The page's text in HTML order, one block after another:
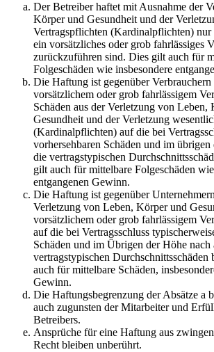
Der Betreiber haftet mit Ausnahme der
Körper und Gesundheit und der
Vertragspflichten (Kardinalpflichten) nur
ein vorsätzliches oder grob fahrlässiges
zurückzuführen sind. Dies gilt auch für
Folgeschäden wie insbesondere
Die Haftung ist gegenüber Verbrauchern
vorsätzlichem oder grob fahrlässigem
Schäden aus der Verletzung von Leben,
Gesundheit und der Verletzung
(Kardinalpflichten) auf die bei
vorhersehbaren Schäden und im
die vertragstypischen
gilt auch für mittelbare Folgeschäden
entgangenen Gewinn.
Die Haftung ist gegenüber
Verletzung von Leben, Körper und
vorsätzlichem oder grob fahrlässigem
auf die bei Vertragsschluss
Schäden und im Übrigen der Höhe nach
vertragstypischen Durchschnittsschäden
auch für mittelbare Schäden,
Gewinn.
Die Haftungsbegrenzung der Absätze a
auch zugunsten der Mitarbeiter und
Betreibers.
Ansprüche für eine Haftung aus
Recht bleiben unberührt.